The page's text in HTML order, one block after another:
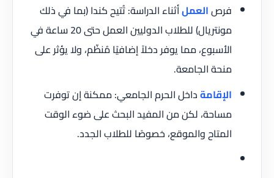
فرصالعملأثناء الدراسة: تُتيح كندا (بما في ذلك
مونتريال) للطلاب الدوليين العمل حتى 20 ساعة في
الأسبوع، مما يوفر دخلاً إضافيًا مُنظّم، ولا يؤثر على
منحة الجامعة.
الإقامةداخل الحرم الجامعي: ممكنة إن توفرت
مساحة، لكن من المفيد البحث على ضوء الوقت
المتاح والموقع، خصوصًا للطلاب الجدد.